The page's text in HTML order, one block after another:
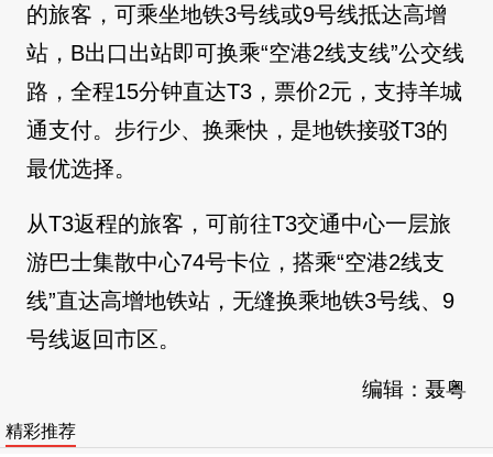
的旅客，可乘坐地铁3号线或9号线抵达高增
站，B出口出站即可换乘“空港2线支线”公交线
路，全程15分钟直达T3，票价2元，支持羊城
通支付。步行少、换乘快，是地铁接驳T3的
最优选择。
从T3返程的旅客，可前往T3交通中心一层旅
游巴士集散中心74号卡位，搭乘“空港2线支
线”直达高增地铁站，无缝换乘地铁3号线、9
号线返回市区。
编辑：聂粤
精彩推荐